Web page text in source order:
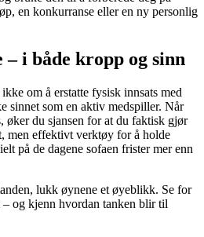
en konkurranse eller en ny personlig
– i både kropp og sinn
om å erstatte fysisk innsats med
sinnet som en aktiv medspiller. Når
øker du sjansen for at du faktisk gjør
men effektivt verktøy for å holde
på de dagene sofaen frister mer enn
lukk øynene et øyeblikk. Se for
– og kjenn hvordan tanken blir til